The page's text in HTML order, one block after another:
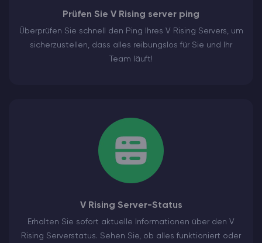
Prüfen Sie V Rising server ping
Überprüfen Sie schnell den Ping Ihres V Rising Servers, um
sicherzustellen, dass alles reibungslos für Sie und Ihr
Team läuft!
V Rising Server-Status
Erhalten Sie sofort aktuelle Informationen über den V
Rising Serverstatus. Sehen Sie, ob alles funktioniert oder